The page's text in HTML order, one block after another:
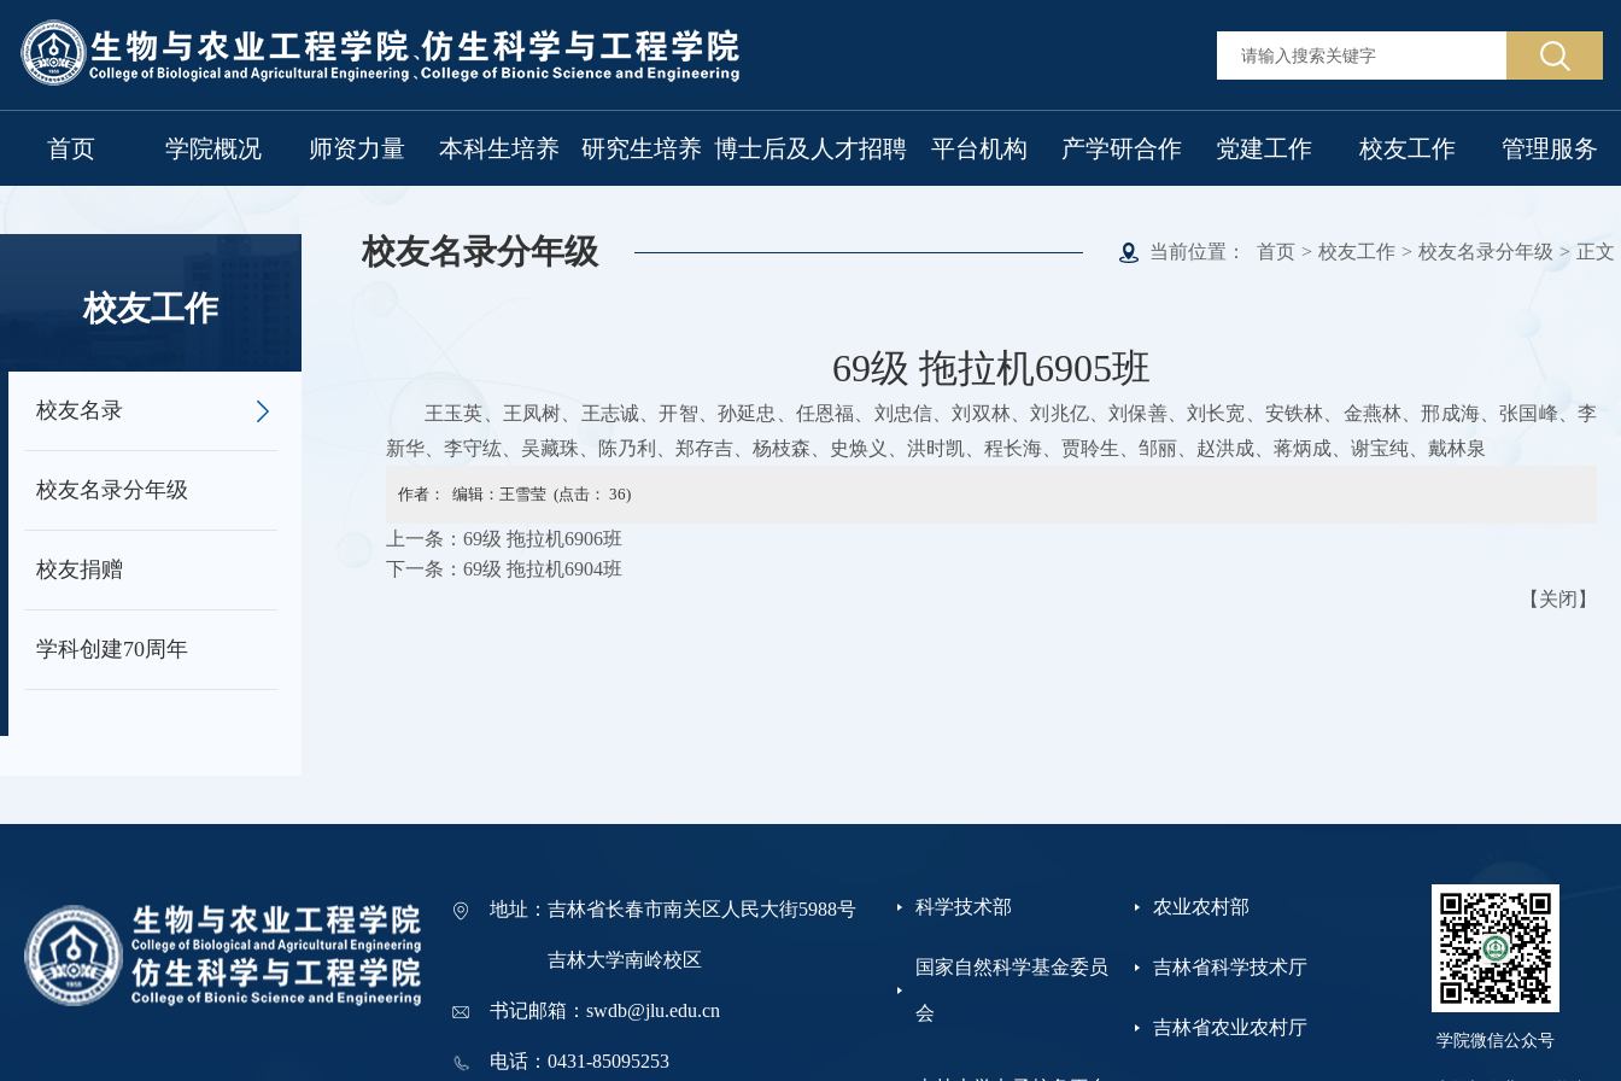
首页 学院概况 师资力量 本科生培养 研究生培养 博士后及人才招聘 平台机构 产学研合作 党建工作 校友工作 管理服务
校友工作
校友名录
校友名录分年级
校友捐赠
学科创建70周年
校友名录分年级 当前位置： 首页 > 校友工作 > 校友名录分年级 > 正文
69级 拖拉机6905班
王玉英、王凤树、王志诚、开智、孙延忠、任恩福、刘忠信、刘双林、刘兆亿、刘保善、刘长宽、安铁林、金燕林、邢成海、张国峰、李
新华、李守纮、吴藏珠、陈乃利、郑存吉、杨枝森、史焕义、洪时凯、程长海、贾聆生、邹丽、赵洪成、蒋炳成、谢宝纯、戴林泉
作者： 编辑：王雪莹 (点击： 36)
上一条： 69级 拖拉机6906班
下一条： 69级 拖拉机6904班
【 关闭 】
地址：吉林省长春市南关区人民大街5988号
吉林大学南岭校区
书记邮箱：swdb@jlu.edu.cn
电话：0431-85095253
科学技术部 农业农村部
国家自然科学基金委员
会
吉林省科学技术厅
吉林省农业农村厅
学院微信公众号